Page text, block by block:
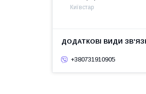
Київстар
+380731910905